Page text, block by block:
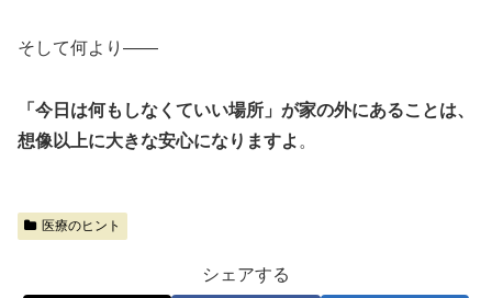
そして何より——
「今日は何もしなくていい場所」が家の外にあることは、
想像以上に大きな安心になりますよ 。
医療のヒント
シェアする